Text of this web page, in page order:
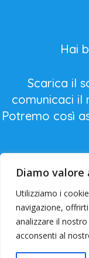
Diamo
Utilizziamo i
navigazione,
analizzare il
acconsenti al
Hai
Scarica il
comunicaci il
Potremo così
Realizzato da